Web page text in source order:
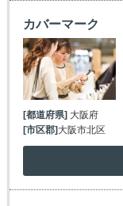
カバーマーク
[都道府県] 大阪府
[市区郡] 大阪市北区